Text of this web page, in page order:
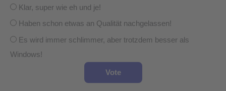
Klar, super wie eh und je!
Haben schon etwas an Qualität nachgelassen!
Es wird immer schlimmer, aber trotzdem besser als
Windows!